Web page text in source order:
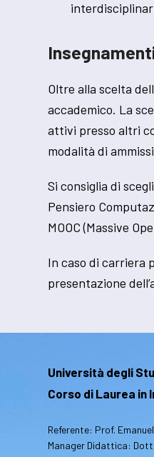
Oltre alla scelta
accademico. La
attivi presso altri
modalità di
Si consiglia di
Pensiero
MOOC (Massive
In caso di carriera
presentazione
Università degli
Corso di Laurea in
Referente: Prof.
Manager Didattica: